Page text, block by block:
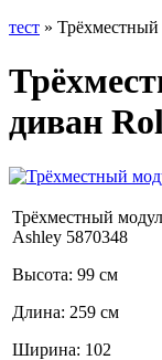
тест »
диван
Трёхместный
Ashley 5870348
Высота: 99 см
Длина: 259 см
Ширина: 102